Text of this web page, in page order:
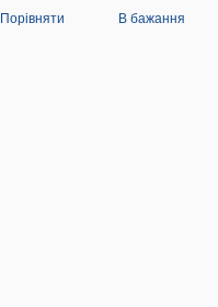
Порівняти В бажання